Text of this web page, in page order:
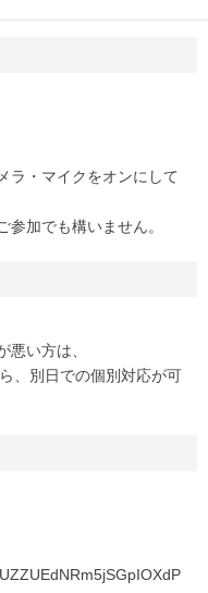
ラ・マイクをオンにして
加でも構いません。
悪い方は、
、別日での個別対応が可